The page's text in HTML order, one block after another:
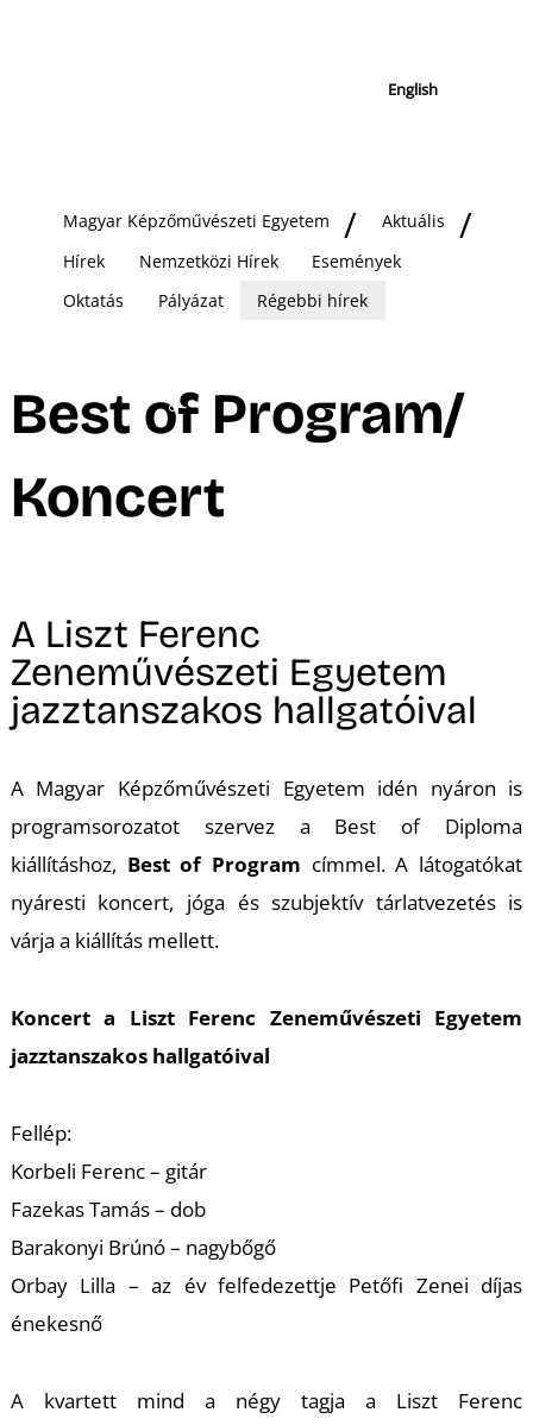
English
Magyar Képzőművészeti Egyetem
Aktuális
Hírek
Nemzetközi Hírek
Események
Oktatás
Pályázat Régebbi hírek
Best of Program/
Koncert
A Liszt Ferenc
Zeneművészeti Egyetem
jazztanszakos hallgatóival
A Magyar Képzőművészeti Egyetem idén nyáron is
programsorozatot szervez a Best of Diploma
kiállításhoz, Best of Program címmel. A látogatókat
nyáresti koncert, jóga és szubjektív tárlatvezetés is
várja a kiállítás mellett.
Koncert a Liszt Ferenc Zeneművészeti Egyetem
jazztanszakos hallgatóival
Fellép:
Korbeli Ferenc – gitár
Fazekas Tamás – dob
Barakonyi Brúnó – nagybőgő
Orbay Lilla – az év felfedezettje Petőfi Zenei díjas
énekesnő
A kvartett mind a négy tagja a Liszt Ferenc